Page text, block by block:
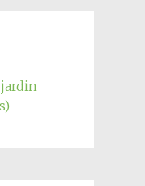
jardin